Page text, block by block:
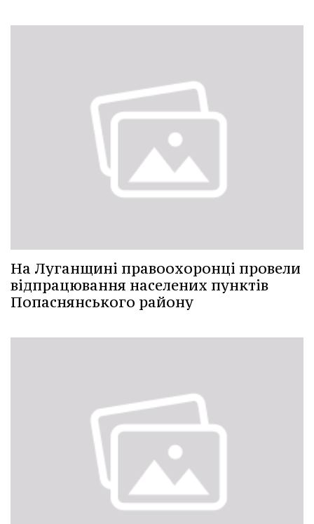
На Луганщині правоохоронці провели
відпрацювання населених пунктів
Попаснянського району